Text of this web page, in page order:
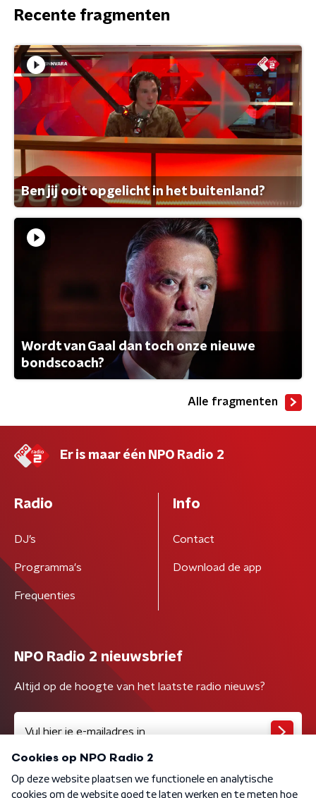
Recente fragmenten
Ben jij ooit opgelicht in het buitenland?
Wordt van Gaal dan toch onze nieuwe
bondscoach?
Alle fragmenten
Er is maar één NPO Radio 2
Radio
DJ’s
Programma's
Frequenties
Info
Contact
Download de app
NPO Radio 2 nieuwsbrief
Altijd op de hoogte van het laatste radio nieuws?